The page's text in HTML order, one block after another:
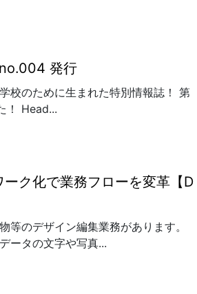
発行
校のために生まれた特別情報誌！ 第
！ Head...
ク化で業務フローを変革【D
等のデザイン編集業務があります。
ータの文字や写真...